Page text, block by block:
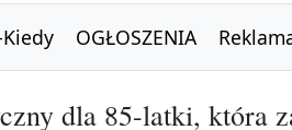
OGŁOSZENIA
dla 85-latki, która